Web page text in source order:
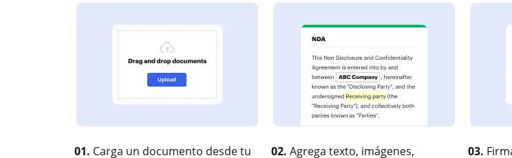
01. Carga un documento desde tu
02. Agrega texto, imágenes,
03.